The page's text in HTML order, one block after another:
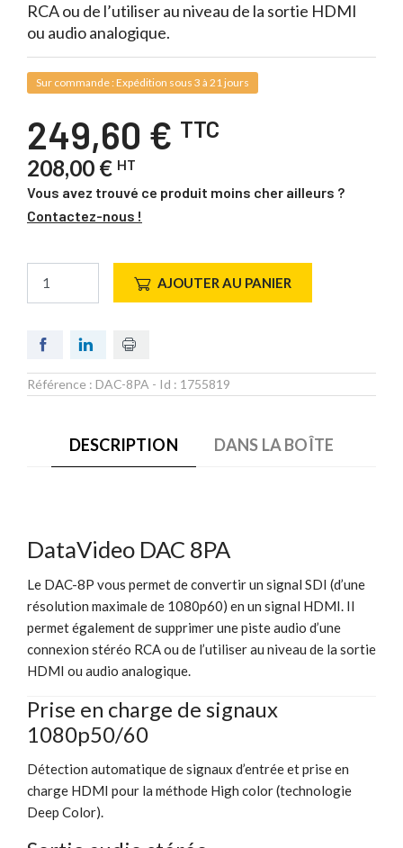
RCA ou de l’utiliser au niveau de la sortie HDMI
ou audio analogique.
Sur commande : Expédition sous 3 à 21 jours
249,60 € TTC
208,00 € HT
Vous avez trouvé ce produit moins cher ailleurs ?
Contactez-nous !
AJOUTER AU PANIER
Référence : DAC-8PA - Id : 1755819
DESCRIPTION DANS LA BOÎTE
DataVideo DAC 8PA
Le DAC-8P vous permet de convertir un signal SDI (d’une
résolution maximale de 1080p60) en un signal HDMI. Il
permet également de supprimer une piste audio d’une
connexion stéréo RCA ou de l’utiliser au niveau de la sortie
HDMI ou audio analogique.
Prise en charge de signaux
1080p50/60
Détection automatique de signaux d’entrée et prise en
charge HDMI pour la méthode High color (technologie
Deep Color).